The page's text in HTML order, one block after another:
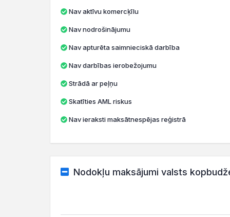
Nav aktīvu komercķīlu
Nav nodrošinājumu
Nav apturēta saimnieciskā darbība
Nav darbības ierobežojumu
Strādā ar peļņu
Skatīties AML riskus
Nav ieraksti maksātnespējas reģistrā
Nodokļu maksājumi valsts